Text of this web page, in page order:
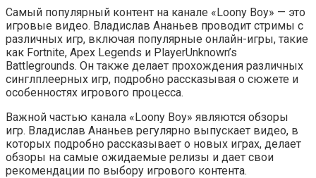
Самый популярный контент на канале «Loony Boy» — это
игровые видео. Владислав Ананьев проводит стримы с
различных игр, включая популярные онлайн-игры, такие
как Fortnite, Apex Legends и PlayerUnknown’s
Battlegrounds. Он также делает прохождения различных
синглплеерных игр, подробно рассказывая о сюжете и
особенностях игрового процесса.
Важной частью канала «Loony Boy» являются обзоры
игр. Владислав Ананьев регулярно выпускает видео, в
которых подробно рассказывает о новых играх, делает
обзоры на самые ожидаемые релизы и дает свои
рекомендации по выбору игрового контента.